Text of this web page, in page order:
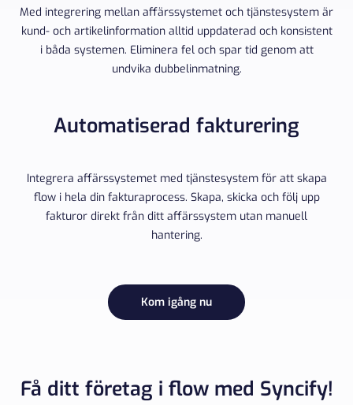
Med integrering mellan affärssystemet och tjänstesystem är
kund- och artikelinformation alltid uppdaterad och konsistent
i båda systemen. Eliminera fel och spar tid genom att
undvika dubbelinmatning.
Automatiserad fakturering
Integrera affärssystemet med tjänstesystem för att skapa
flow i hela din fakturaprocess. Skapa, skicka och följ upp
fakturor direkt från ditt affärssystem utan manuell
hantering.
Kom igång nu
Få ditt företag i flow med Syncify!